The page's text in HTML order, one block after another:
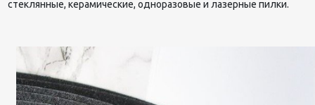
стеклянные, керамические, одноразовые и лазерные пилки.